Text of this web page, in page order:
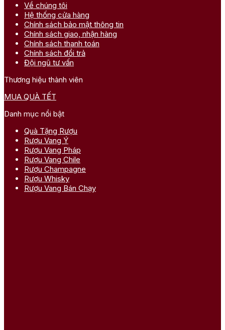
Về chúng tôi
Hệ thống cửa hàng
Chính sách bảo mật thông tin
Chính sách giao, nhận hàng
Chính sách thanh toán
Chính sách đổi trả
Đội ngũ tư vấn
Thương hiệu thành viên
MUA QUÀ TẾT
Danh mục nổi bật
Quà Tặng Rượu
Rượu Vang Ý
Rượu Vang Pháp
Rượu Vang Chile
Rượu Champagne
Rượu Whisky
Rượu Vang Bán Chạy